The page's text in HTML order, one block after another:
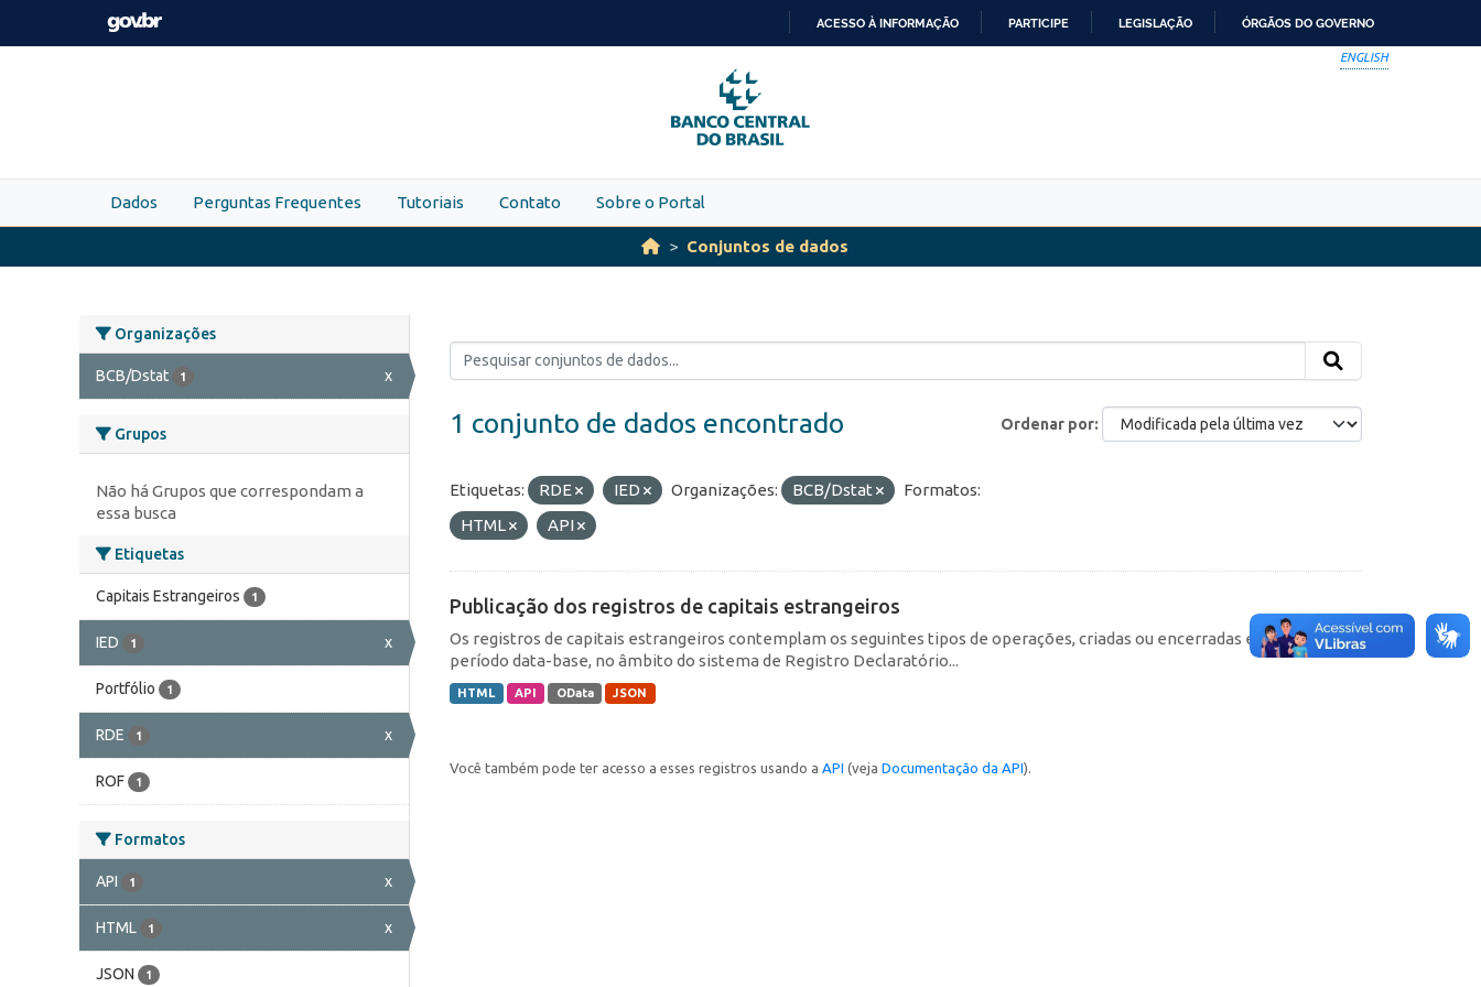
Skip to main content
PARA
O
CONTEÚDO
ACESSO À INFORMAÇÃO PARTICIPE LEGISLAÇÃO ÓRGÃOS DO GOVERNO
ENGLISH
Dados Perguntas Frequentes Tutoriais Contato Sobre o Portal
Conjuntos de dados
Organizações
BCB/Dstat 1 x
Grupos
Não há Grupos que correspondam a
essa busca
Etiquetas
Capitais Estrangeiros 1
IED 1 x
Portfólio 1
RDE 1 x
ROF 1
Formatos
API 1 x
HTML 1 x
JSON 1
Ordenar por
1 conjunto de dados encontrado
Etiquetas: RDE IED Organizações: BCB/Dstat
Formatos:
HTML
API
Publicação dos registros de capitais estrangeiros
Os registros de capitais estrangeiros contemplam os seguintes tipos de operações, criadas ou encerradas em cada
período data-base, no âmbito do sistema de Registro Declaratório...
HTML API OData JSON
Você também pode ter acesso a esses registros usando a API (veja Documentação da API).